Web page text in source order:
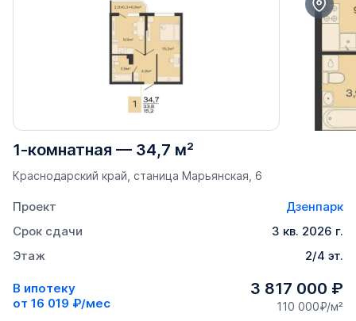
1-комнатная — 34,7 м²
Краснодарский край, станица Марьянская, 6
Проект
Дзенпарк
Срок сдачи
3 кв. 2026 г.
Этаж
2/4 эт.
В ипотеку
от 16 019 ₽/мес
3 817 000 ₽
110 000₽/м²